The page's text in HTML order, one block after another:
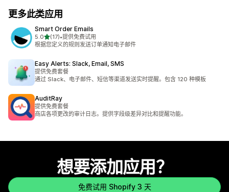
更多此类应用
Smart Order Emails
5.0星（满分 5 星）
(17)
总共 17 条评论
•提供免费试用
根据您定义的规则发送订单通知电子邮件
Easy Alerts: Slack, Email, SMS
提供免费套餐
通过 Slack、电子邮件、短信等渠道发送实时提醒。包含 120 种模板
AuditRay
提供免费套餐
商店各项更改的审计日志。提供字段级差异对比和提醒功能。
想要添加应用？
免费试用 Shopify 3 天